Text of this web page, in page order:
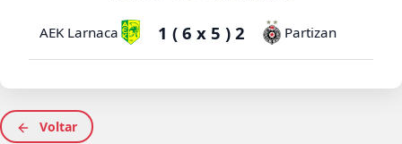
AEK Larnaca 1 ( 6 x 5 ) 2 Partizan
Voltar